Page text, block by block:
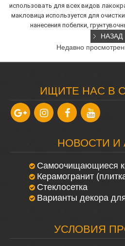
использовать для всех видов
макловица используется для
нанесения побелки,
Недавно
ИЩИТЕ НАС В
НОВОСТИ И
Самоочищающиеся
Керамогранит
Стеклосетка
Варианты декора
УСЛОВИЯ